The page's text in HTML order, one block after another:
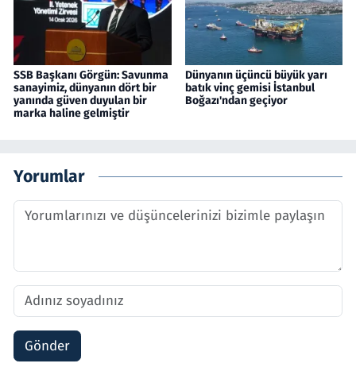
SSB Başkanı Görgün: Savunma
sanayimiz, dünyanın dört bir
yanında güven duyulan bir
marka haline gelmiştir
Dünyanın üçüncü büyük yarı
batık vinç gemisi İstanbul
Boğazı'ndan geçiyor
Yorumlar
Gönder